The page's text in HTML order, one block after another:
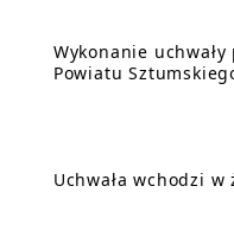
Wykonanie
Powiatu
Uchwała wchodzi